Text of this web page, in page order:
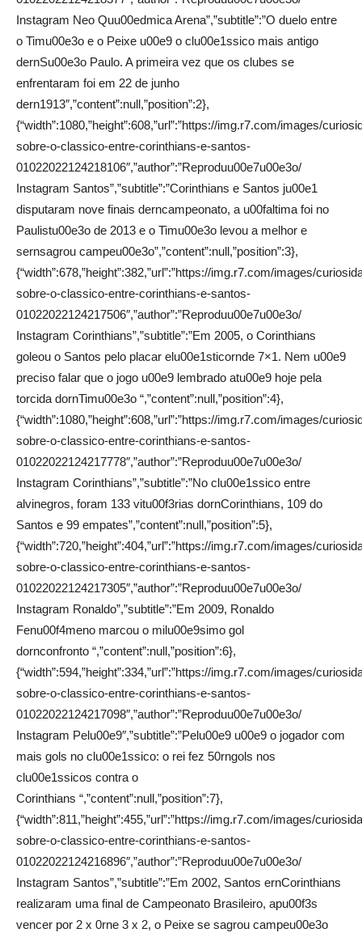
Instagram Neo Quu00edmica Arena”,”subtitle”:”O duelo entre
o Timu00e3o e o Peixe u00e9 o clu00e1ssico mais antigo
dernSu00e3o Paulo. A primeira vez que os clubes se
enfrentaram foi em 22 de junho
dern1913″,”content”:null,”position”:2},
{“width”:1080,”height”:608,”url”:”https://img.r7.com/images/
sobre-o-classico-entre-corinthians-e-santos-
01022022124218106″,”author”:”Reproduu00e7u00e3o/
Instagram Santos”,”subtitle”:”Corinthians e Santos ju00e1
disputaram nove finais derncampeonato, a u00faltima foi no
Paulistu00e3o de 2013 e o Timu00e3o levou a melhor e
sernsagrou campeu00e3o”,”content”:null,”position”:3},
{“width”:678,”height”:382,”url”:”https://img.r7.com/images/
sobre-o-classico-entre-corinthians-e-santos-
01022022124217506″,”author”:”Reproduu00e7u00e3o/
Instagram Corinthians”,”subtitle”:”Em 2005, o Corinthians
goleou o Santos pelo placar elu00e1sticornde 7×1. Nem u00e9
preciso falar que o jogo u00e9 lembrado atu00e9 hoje pela
torcida dornTimu00e3o “,”content”:null,”position”:4},
{“width”:1080,”height”:608,”url”:”https://img.r7.com/images/
sobre-o-classico-entre-corinthians-e-santos-
01022022124217778″,”author”:”Reproduu00e7u00e3o/
Instagram Corinthians”,”subtitle”:”No clu00e1ssico entre
alvinegros, foram 133 vitu00f3rias dornCorinthians, 109 do
Santos e 99 empates”,”content”:null,”position”:5},
{“width”:720,”height”:404,”url”:”https://img.r7.com/images/
sobre-o-classico-entre-corinthians-e-santos-
01022022124217305″,”author”:”Reproduu00e7u00e3o/
Instagram Ronaldo”,”subtitle”:”Em 2009, Ronaldo
Fenu00f4meno marcou o milu00e9simo gol
dornconfronto “,”content”:null,”position”:6},
{“width”:594,”height”:334,”url”:”https://img.r7.com/images/
sobre-o-classico-entre-corinthians-e-santos-
01022022124217098″,”author”:”Reproduu00e7u00e3o/
Instagram Pelu00e9″,”subtitle”:”Pelu00e9 u00e9 o jogador com
mais gols no clu00e1ssico: o rei fez 50rngols nos
clu00e1ssicos contra o
Corinthians “,”content”:null,”position”:7},
{“width”:811,”height”:455,”url”:”https://img.r7.com/images/
sobre-o-classico-entre-corinthians-e-santos-
01022022124216896″,”author”:”Reproduu00e7u00e3o/
Instagram Santos”,”subtitle”:”Em 2002, Santos ernCorinthians
realizaram uma final de Campeonato Brasileiro, apu00f3s
vencer por 2 x 0rne 3 x 2, o Peixe se sagrou campeu00e3o